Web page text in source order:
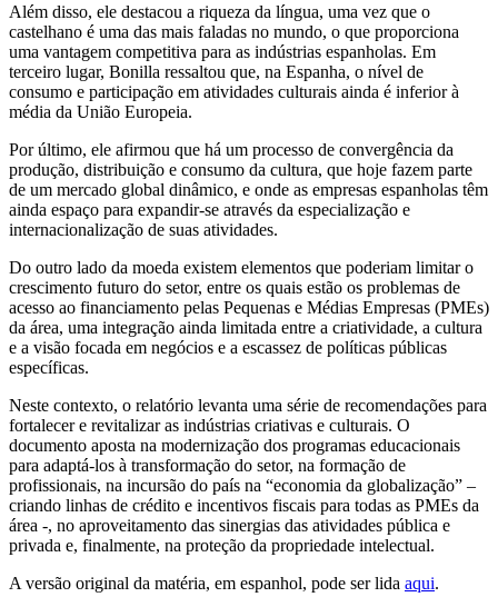
Além disso, ele destacou a riqueza da língua, uma vez que o
castelhano é uma das mais faladas no mundo, o que proporciona
uma vantagem competitiva para as indústrias espanholas. Em
terceiro lugar, Bonilla ressaltou que, na Espanha, o nível de
consumo e participação em atividades culturais ainda é inferior à
média da União Europeia.
Por último, ele afirmou que há um processo de convergência da
produção, distribuição e consumo da cultura, que hoje fazem parte
de um mercado global dinâmico, e onde as empresas espanholas têm
ainda espaço para expandir-se através da especialização e
internacionalização de suas atividades.
Do outro lado da moeda existem elementos que poderiam limitar o
crescimento futuro do setor, entre os quais estão os problemas de
acesso ao financiamento pelas Pequenas e Médias Empresas (PMEs)
da área, uma integração ainda limitada entre a criatividade, a cultura
e a visão focada em negócios e a escassez de políticas públicas
específicas.
Neste contexto, o relatório levanta uma série de recomendações para
fortalecer e revitalizar as indústrias criativas e culturais. O
documento aposta na modernização dos programas educacionais
para adaptá-los à transformação do setor, na formação de
profissionais, na incursão do país na “economia da globalização” –
criando linhas de crédito e incentivos fiscais para todas as PMEs da
área -, no aproveitamento das sinergias das atividades pública e
privada e, finalmente, na proteção da propriedade intelectual.
A versão original da matéria, em espanhol, pode ser lida aqui.